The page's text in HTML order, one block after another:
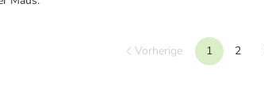
Vorherige 1 2